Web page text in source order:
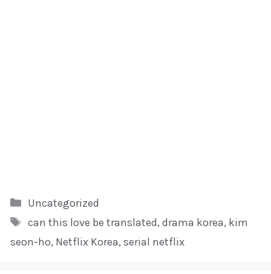
Kategori
Uncategorized
Tag
can this love be translated, drama korea, kim
seon-ho, Netflix Korea, serial netflix